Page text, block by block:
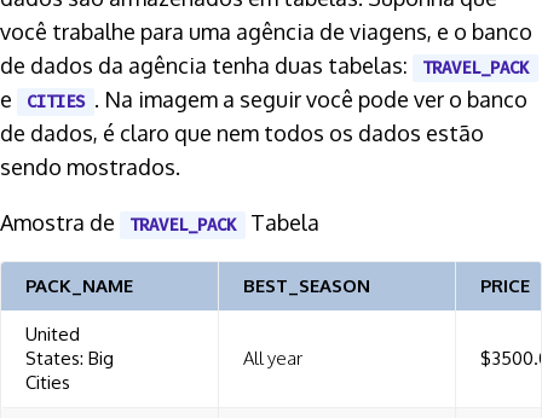
você trabalhe para uma agência de viagens, e o banco
de dados da agência tenha duas tabelas:
TRAVEL_PACK
e CITIES . Na imagem a seguir você pode ver o banco
de dados, é claro que nem todos os dados estão
sendo mostrados.
Amostra de TRAVEL_PACK Tabela
PACK_NAME BEST_SEASON PRICE
United
States: Big
Cities
All year